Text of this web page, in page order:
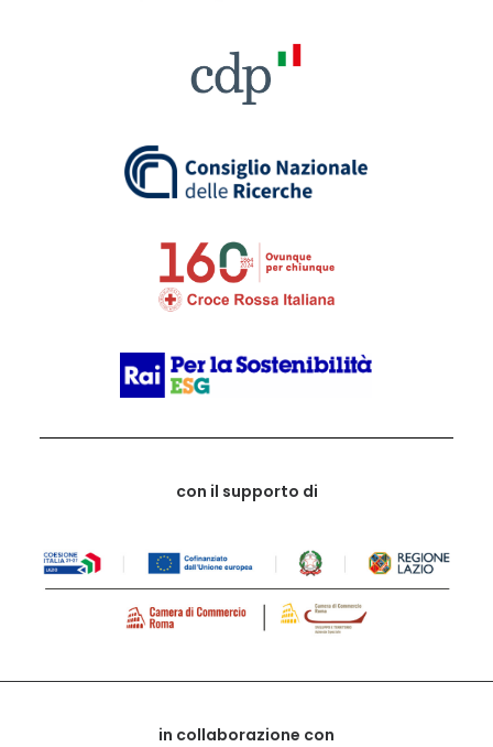
con il supporto di
in collaborazione con